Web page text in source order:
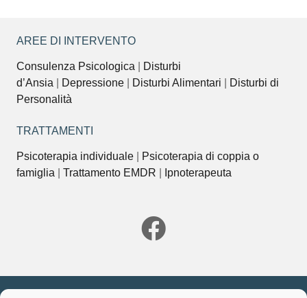
AREE DI INTERVENTO
Consulenza Psicologica
Disturbi
d’Ansia
Depressione Disturbi Alimentari
Disturbi di
Personalità
TRATTAMENTI
Psicoterapia individuale
Psicoterapia di coppia o
famiglia
Trattamento EMDR Ipnoterapeuta